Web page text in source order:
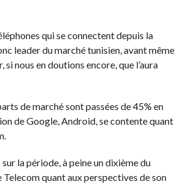
qui se connectent depuis la
leader du marché tunisien, avant même
nous en doutions encore, que l’aura
de marché sont passées de 45% en
de Google, Android, se contente quant
la période, à peine un dixième du
quant aux perspectives de son